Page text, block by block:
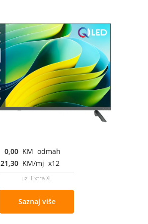
0,00 KM odmah
21,30 KM/mj x12
uz Extra XL
Saznaj više